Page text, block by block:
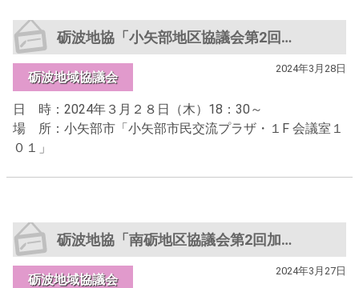
砺波地協「小矢部地区協議会第2回加盟組織代表者会議」
砺波地域協議会
2024年3月28日
日 時：2024年３月２８日（木）18：30～
場 所：小矢部市「小矢部市民交流プラザ・１F 会議室１
０１」
砺波地協「南砺地区協議会第2回加盟組織代表者会議」
砺波地域協議会
2024年3月27日